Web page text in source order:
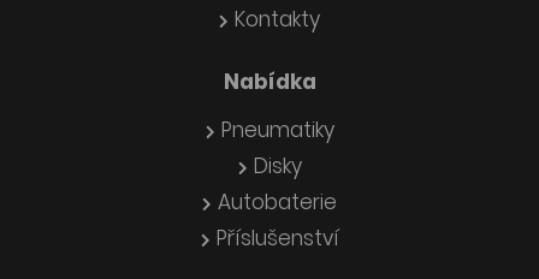
Kontakty
Nabídka
Pneumatiky
Disky
Autobaterie
Příslušenství